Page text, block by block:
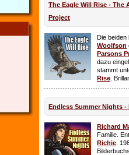
The Eagle Will Rise - The
Project
Die beiden
Woolfson
Parsons
dazu
stammt
Rise .
Endless Summer Nights -
Richard
Familie.
Richie .